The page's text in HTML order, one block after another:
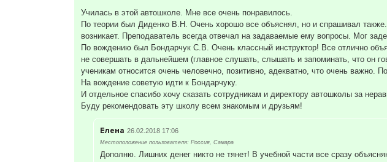
Училась в этой автошколе. Мне все очень понравилось.
По теории был Диденко В.Н. Очень хорошо все объяснял, но и спрашивал
возникает. Преподаватель всегда отвечал на задаваемые ему вопросы. Мог
По вождению был Бондарчук С.В. Очень классный инструктор! Все отлично
не совершать в дальнейшем (главное слушать, слышать и запоминать, что он
ученикам относится очень человечно, позитивно, адекватно, что очень важно.
На вождение советую идти к Бондарчуку.
И отдельное спасибо хочу сказать сотрудникам и директору автошколы за
Буду рекомендовать эту школу всем знакомым и друзьям!
Елена 26.02.2018 17:06
Местоположение пользователя: Россия, Самара
Дополню. Лишних денег никто не тянет! В учебной части все сразу